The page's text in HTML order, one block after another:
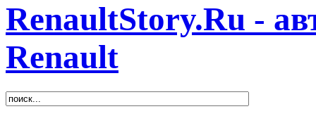
RenaultStory.Ru -
Renault